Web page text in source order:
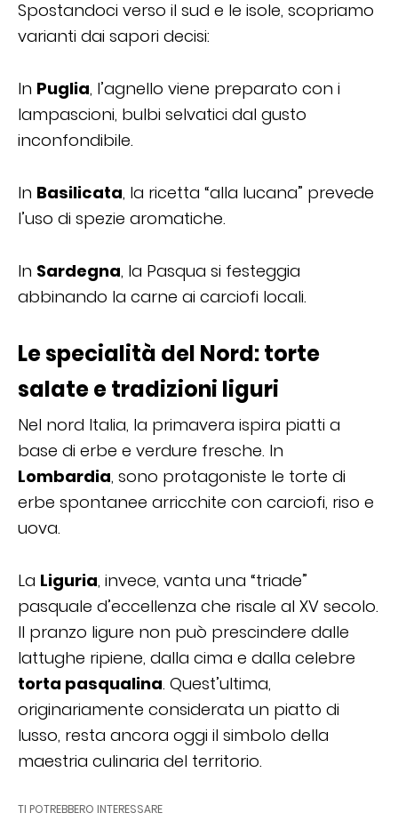
Spostandoci verso il sud e le isole, scopriamo
varianti dai sapori decisi:
In Puglia, l’agnello viene preparato con i
lampascioni, bulbi selvatici dal gusto
inconfondibile.
In Basilicata, la ricetta “alla lucana” prevede
l’uso di spezie aromatiche.
In Sardegna, la Pasqua si festeggia
abbinando la carne ai carciofi locali.
Le specialità del Nord: torte
salate e tradizioni liguri
Nel nord Italia, la primavera ispira piatti a
base di erbe e verdure fresche. In
Lombardia, sono protagoniste le torte di
erbe spontanee arricchite con carciofi, riso e
uova.
La Liguria, invece, vanta una “triade”
pasquale d’eccellenza che risale al XV secolo.
Il pranzo ligure non può prescindere dalle
lattughe ripiene, dalla cima e dalla celebre
torta pasqualina. Quest’ultima,
originariamente considerata un piatto di
lusso, resta ancora oggi il simbolo della
maestria culinaria del territorio.
TI POTREBBERO INTERESSARE